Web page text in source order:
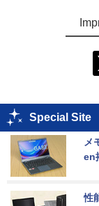
Special Site
メ
en
性